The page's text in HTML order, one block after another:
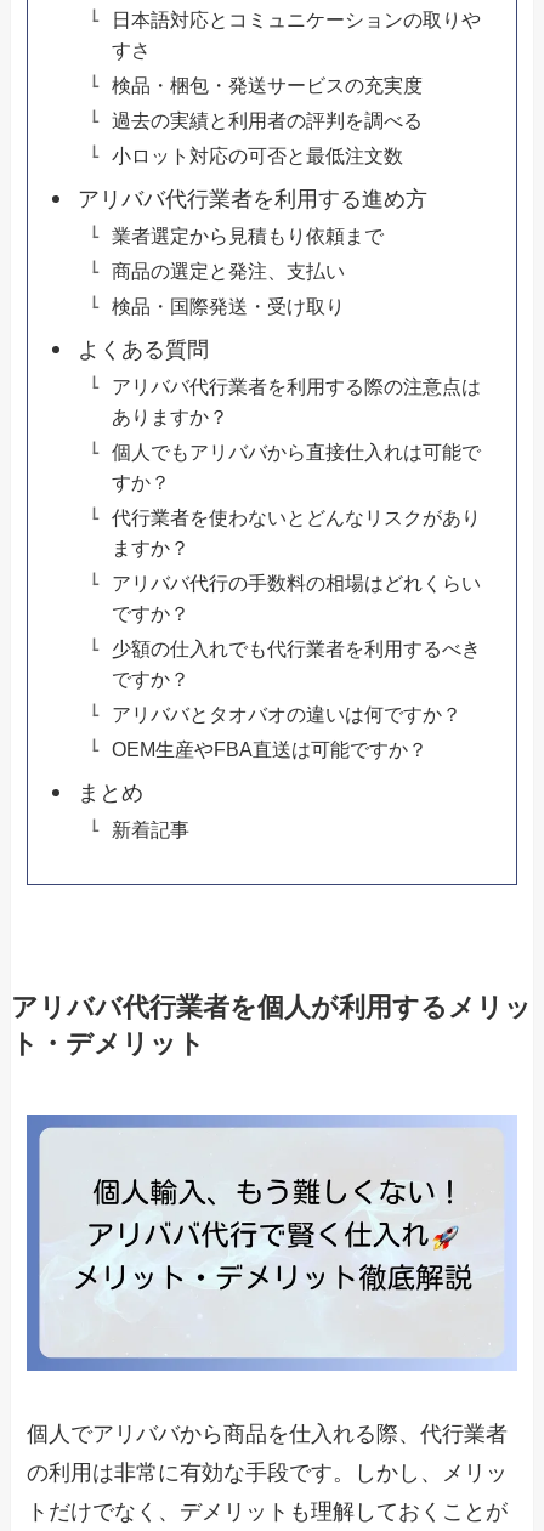
日本語対応とコミュニケーションの取りや
すさ
検品・梱包・発送サービスの充実度
過去の実績と利用者の評判を調べる
小ロット対応の可否と最低注文数
アリババ代行業者を利用する進め方
業者選定から見積もり依頼まで
商品の選定と発注、支払い
検品・国際発送・受け取り
よくある質問
アリババ代行業者を利用する際の注意点は
ありますか？
個人でもアリババから直接仕入れは可能で
すか？
代行業者を使わないとどんなリスクがあり
ますか？
アリババ代行の手数料の相場はどれくらい
ですか？
少額の仕入れでも代行業者を利用するべき
ですか？
アリババとタオバオの違いは何ですか？
OEM生産やFBA直送は可能ですか？
まとめ
新着記事
アリババ代行業者を個人が利用するメリッ
ト・デメリット
個人でアリババから商品を仕入れる際、代行業者
の利用は非常に有効な手段です。しかし、メリッ
トだけでなく、デメリットも理解しておくことが